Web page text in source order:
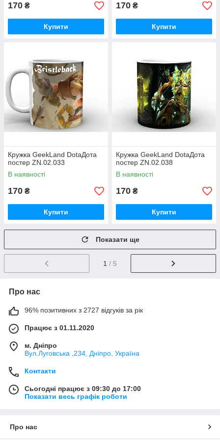
170 ₴
Купити
170 ₴
Купити
Кружка GeekLand DotaДота
постер ZN.02.033
В наявності
170 ₴
Купити
Кружка GeekLand DotaДота
постер ZN.02.038
В наявності
170 ₴
Купити
Показати ще
1 / 5
Про нас
96% позитивних з 2727 відгуків за рік
Працює з 01.11.2020
м. Дніпро
Вул.Луговська ,234, Дніпро, Україна
Контакти
Сьогодні працює з 09:30 до 17:00
Показати весь графік роботи
Про нас